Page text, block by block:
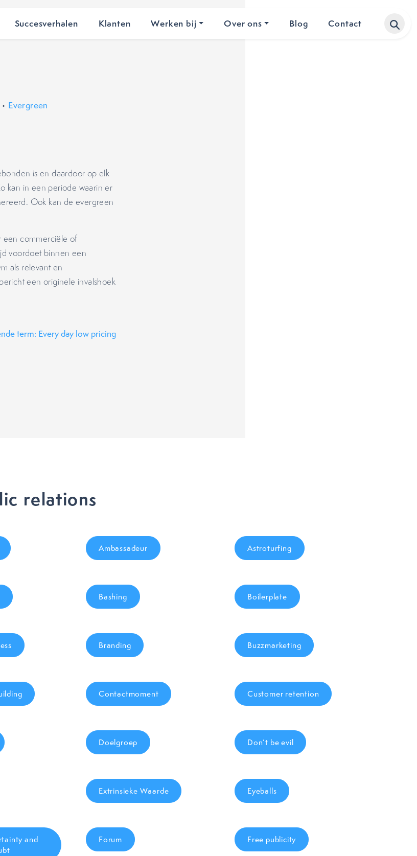
Succesverhalen Klanten Werken bij Over ons Blog Contact
• Evergreen
is en daardoor op elk
kan in een periode waarin er
Ook kan de evergreen
een commerciële of
voordoet binnen een
als relevant en
een originele invalshoek
term: Every day low pricing
relations
Ambassadeur Astroturfing
Bashing Boilerplate
Branding Buzzmarketing
Contactmoment Customer retention
Doelgroep Don’t be evil
Extrinsieke Waarde Eyeballs
and
Forum Free publicity